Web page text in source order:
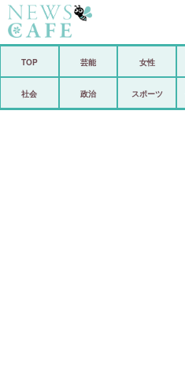
TOP 芸能 女性
社会 政治 スポーツ